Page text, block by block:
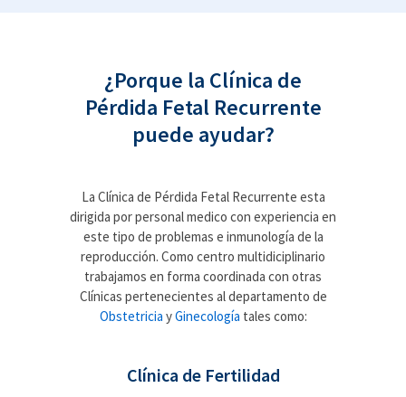
¿Porque la Clínica de
Pérdida Fetal Recurrente
puede ayudar?
La Clínica de Pérdida Fetal Recurrente esta
dirigida por personal medico con experiencia en
este tipo de problemas e inmunología de la
reproducción. Como centro multidiciplinario
trabajamos en forma coordinada con otras
Clínicas pertenecientes al departamento de
Obstetricia yGinecología tales como:
Clínica de Fertilidad